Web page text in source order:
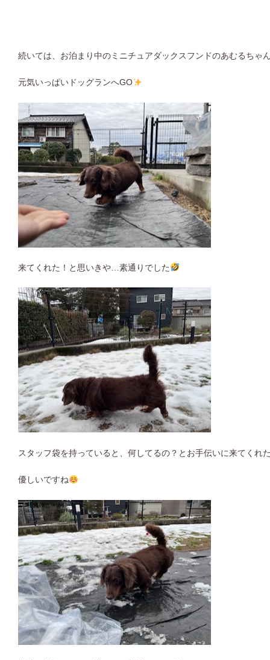
続いては、お泊まり中のミニチュアダックスフンドのあむるちゃ
元気いっぱいドッグランへGO
来てくれた！と思いきや…素通りでした
スタッフ袋を持っていると、何してるの？とお手伝いに来てくれ
優しいですね